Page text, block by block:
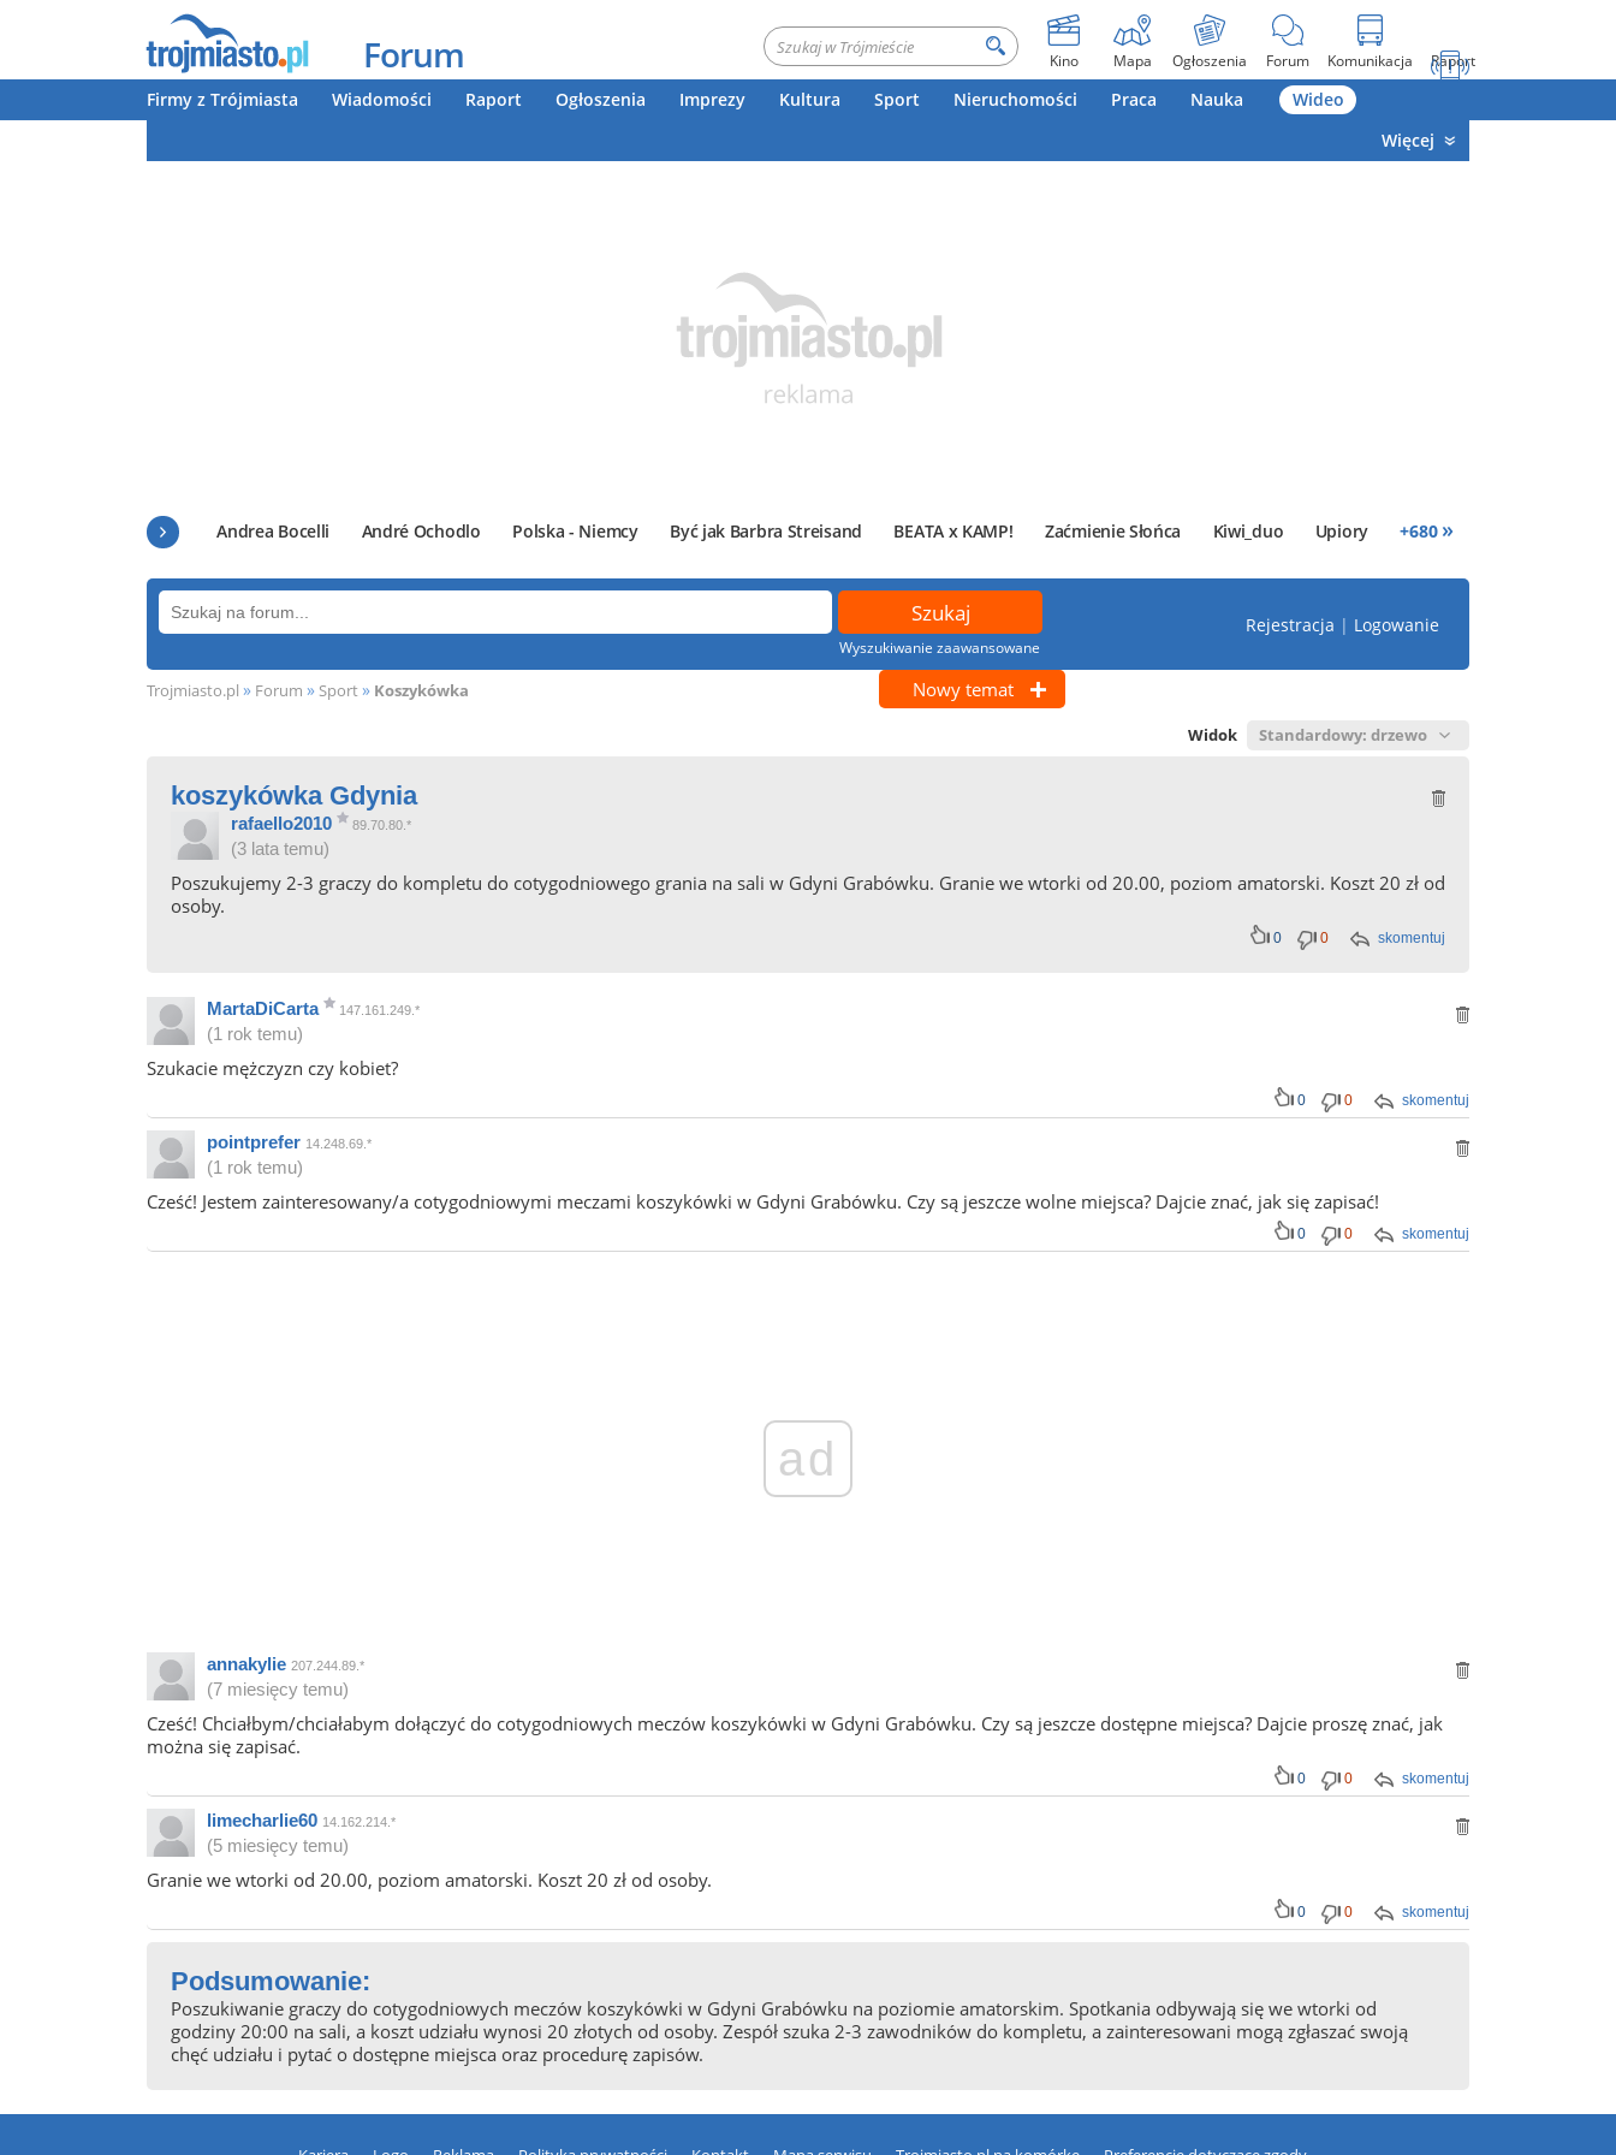
Forum Kino Mapa Ogłoszenia Forum Komunikacja Raport
Firmy z Trójmiasta Wiadomości Raport Ogłoszenia Imprezy Kultura Sport Nieruchomości Praca Nauka
Wideo
Więcej
Andrea Bocelli André Ochodlo Polska - Niemcy Być jak Barbra Streisand BEATA x KAMP! Zaćmienie Słońca Kiwi_duo Upiory +680 »
Wyszukiwanie zaawansowane
Rejestracja | Logowanie
Trojmiasto.pl » Forum » Sport » Koszykówka Nowy temat
Widok
koszykówka Gdynia
rafaello2010 89.70.80.*
(3 lata temu)
Poszukujemy 2-3 graczy do kompletu do cotygodniowego grania na sali w Gdyni Grabówku. Granie we wtorki od 20.00, poziom amatorski. Koszt 20 zł od
osoby.
skomentuj
0 0
MartaDiCarta 147.161.249.*
(1 rok temu)
Szukacie mężczyzn czy kobiet?
skomentuj
0 0
pointprefer 14.248.69.*
(1 rok temu)
Cześć! Jestem zainteresowany/a cotygodniowymi meczami koszykówki w Gdyni Grabówku. Czy są jeszcze wolne miejsca? Dajcie znać, jak się zapisać!
skomentuj
0 0
ad
annakylie 207.244.89.*
(7 miesięcy temu)
Cześć! Chciałbym/chciałabym dołączyć do cotygodniowych meczów koszykówki w Gdyni Grabówku. Czy są jeszcze dostępne miejsca? Dajcie proszę znać, jak
można się zapisać.
skomentuj
0 0
limecharlie60 14.162.214.*
(5 miesięcy temu)
Granie we wtorki od 20.00, poziom amatorski. Koszt 20 zł od osoby.
skomentuj
0 0
Podsumowanie:
Poszukiwanie graczy do cotygodniowych meczów koszykówki w Gdyni Grabówku na poziomie amatorskim. Spotkania odbywają się we wtorki od
godziny 20:00 na sali, a koszt udziału wynosi 20 złotych od osoby. Zespół szuka 2-3 zawodników do kompletu, a zainteresowani mogą zgłaszać swoją
chęć udziału i pytać o dostępne miejsca oraz procedurę zapisów.